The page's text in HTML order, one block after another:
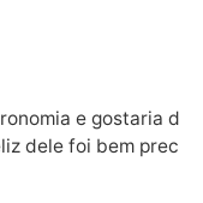
e gostaria d
dele foi bem prec